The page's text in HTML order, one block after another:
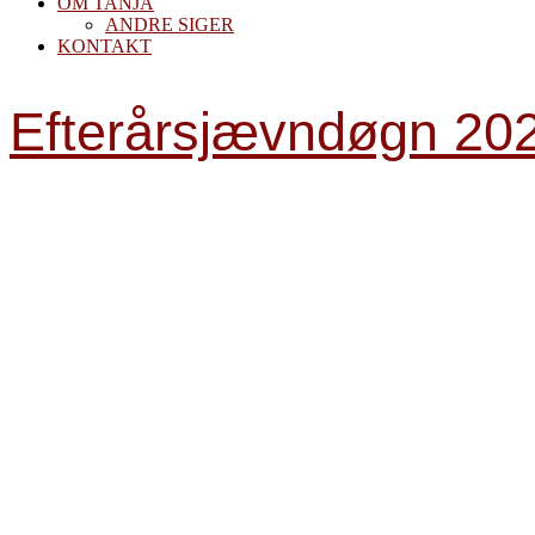
ANDRE SIGER
KONTAKT
Efterårsjævndøgn